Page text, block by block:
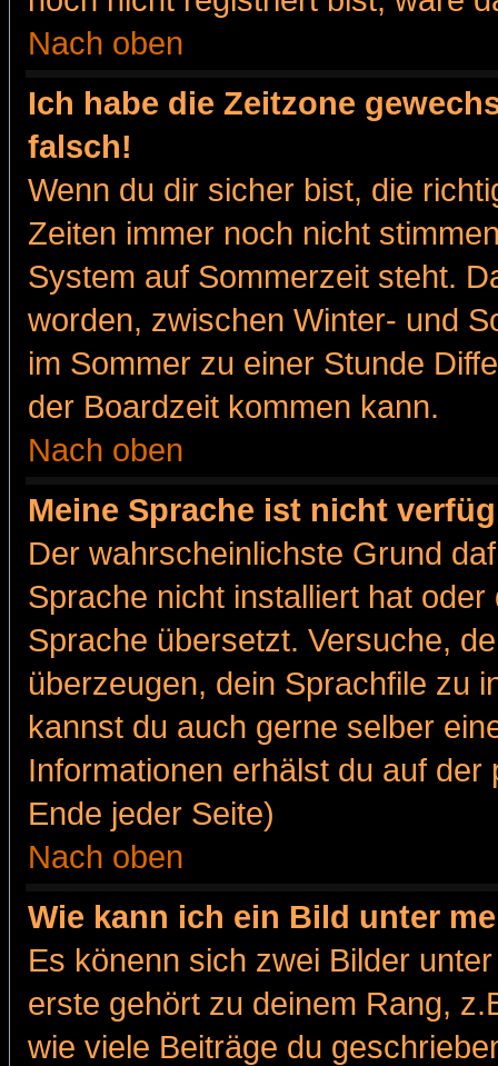
Nach oben
Ich habe die Zeitzone
falsch!
Wenn du dir sicher bist, die
Zeiten immer noch nicht
System auf Sommerzeit steht.
worden, zwischen Winter- und
im Sommer zu einer Stunde
der Boardzeit kommen kann.
Nach oben
Meine Sprache ist nicht
Der wahrscheinlichste Grund
Sprache nicht installiert hat
Sprache übersetzt. Versuche,
überzeugen, dein Sprachfile zu
kannst du auch gerne selber
Informationen erhälst du auf
Ende jeder Seite)
Nach oben
Wie kann ich ein Bild unter
Es könenn sich zwei Bilder
erste gehört zu deinem Rang,
wie viele Beiträge du